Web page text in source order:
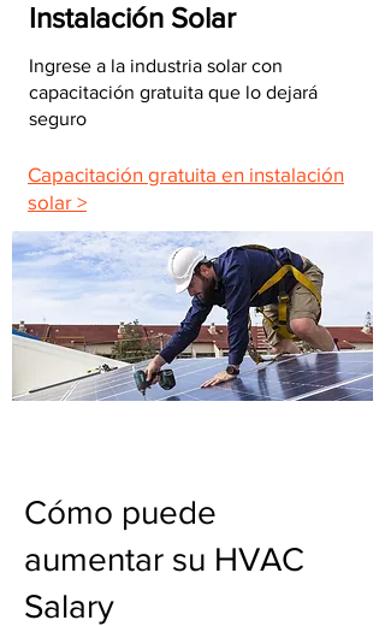
Instalación Solar
Ingrese a la industria solar con
capacitación gratuita que lo dejará
seguro
Capacitación gratuita en instalación
solar >
Cómo puede
aumentar su HVAC
Salary